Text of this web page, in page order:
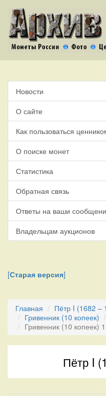
Новости
О сайте
Как пользоваться
О поиске монет
Статистика
Обратная связь
Ответы на ваши
Владельцам аукционов
[Старая версия]
Главная Пётр I (1682 –
Гривенник (10 копеек)
Гривенник (10 копеек)
Пётр I